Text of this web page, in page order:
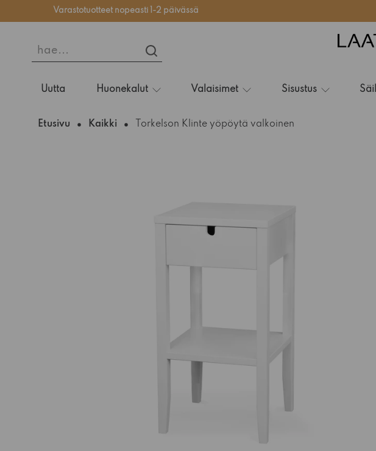
Varastotuotteet nopeasti 1-2 päivässä
hae...
HAE...
Uutta
Huonekalut Valaisimet Sisustus
Etusivu Kaikki Torkelson Klinte yöpöytä valkoinen